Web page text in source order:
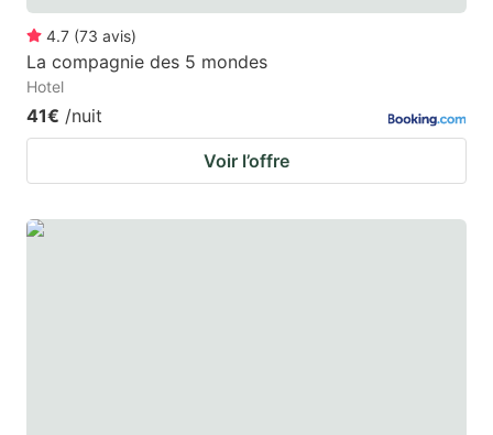
4.7 (73 avis)
La compagnie des 5 mondes
Hotel
41€ /nuit
Voir l’offre